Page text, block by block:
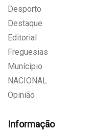
Desporto
Destaque
Editorial
Freguesias
Munícipio
NACIONAL
Opinião
Informação